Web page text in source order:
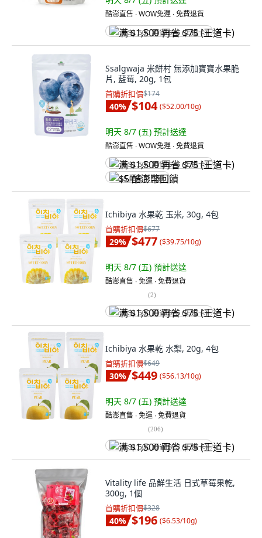
酷澎直售 ∙ WOW免運 ∙ 免費退貨
满 $1,500 再省 $75 (王道卡)
Ssalgwaja 米餅村 無添加寶寶水果脆
片, 藍莓, 20g, 1包
首購折扣價$174
40% $104 ($52.00/10g)
明天 8/7 (五) 預計送達
酷澎直售 ∙ WOW免運 ∙ 免費退貨
满 $1,500 再省 $75 (王道卡)
$5 酷澎幣回饋
Ichibiya 水果乾 玉米, 30g, 4包
首購折扣價$677
29% $477 ($39.75/10g)
明天 8/7 (五) 預計送達
酷澎直售 ∙ 免運 ∙ 免費退貨
(2)
满 $1,500 再省 $75 (王道卡)
Ichibiya 水果乾 水梨, 20g, 4包
首購折扣價$649
30% $449 ($56.13/10g)
明天 8/7 (五) 預計送達
酷澎直售 ∙ 免運 ∙ 免費退貨
(206)
满 $1,500 再省 $75 (王道卡)
Vitality life 品鮮生活 日式草莓果乾,
300g, 1個
首購折扣價$328
40% $196 ($6.53/10g)